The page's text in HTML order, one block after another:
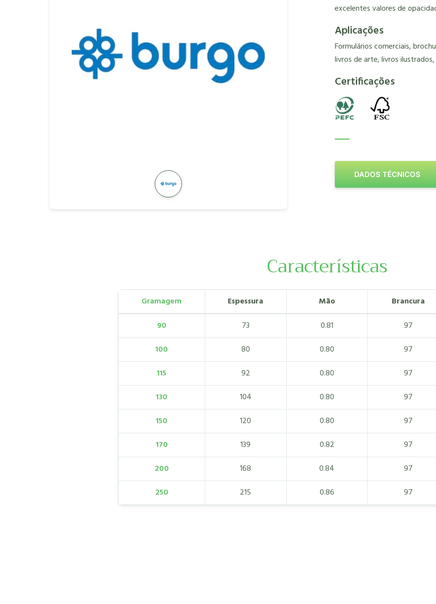
excelentes valores de
Aplicações
Formulários comerciais,
livros de arte, livros
Certificações
DADOS TÉCNICOS
Características
Gramagem Espessura Mão Brancura
90
73 0.81 97
100
80 0.80 97
115
92 0.80 97
130
104 0.80 97
150
120 0.80 97
170
139 0.82 97
200
168 0.84 97
250
215 0.86 97